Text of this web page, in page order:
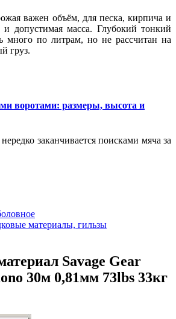
важен объём, для песка, кирпича и
допустимая масса. Глубокий тонкий
много по литрам, но не рассчитан на
груз.
воротами: размеры, высота и
заканчивается поисками мяча за
материалы, гильзы
Savage Gear
30м 0,81мм 73lbs 33кг